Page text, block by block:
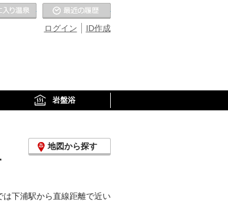
ID作成
ログイン
お気に入りの温泉
岩盤浴
地図から探す
下浦駅から直線距離で近い